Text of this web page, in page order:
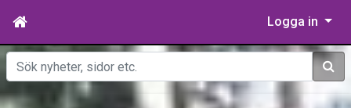
Logga in
Sök